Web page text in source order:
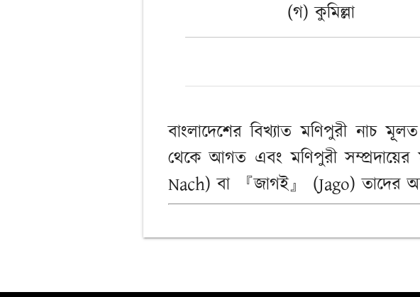
(গ) কুমিল্লা
বাংলাদেশের বিখ্যাত মণিপুরী নাচ
থেকে আগত এবং মণিপুরী সম্প্রদায়ের
Nach) বা 『জাগই』 (Jago) তাদের